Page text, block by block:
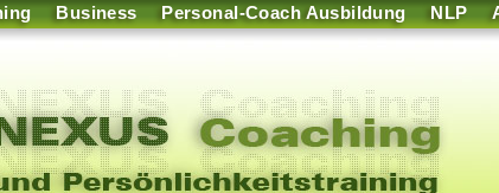
Business Personal-Coach Ausbildung NLP